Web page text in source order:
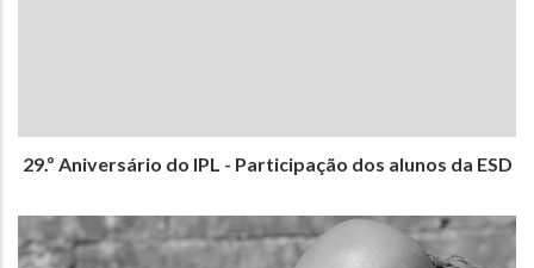
29.º Aniversário do IPL - Participação dos alunos da ESD